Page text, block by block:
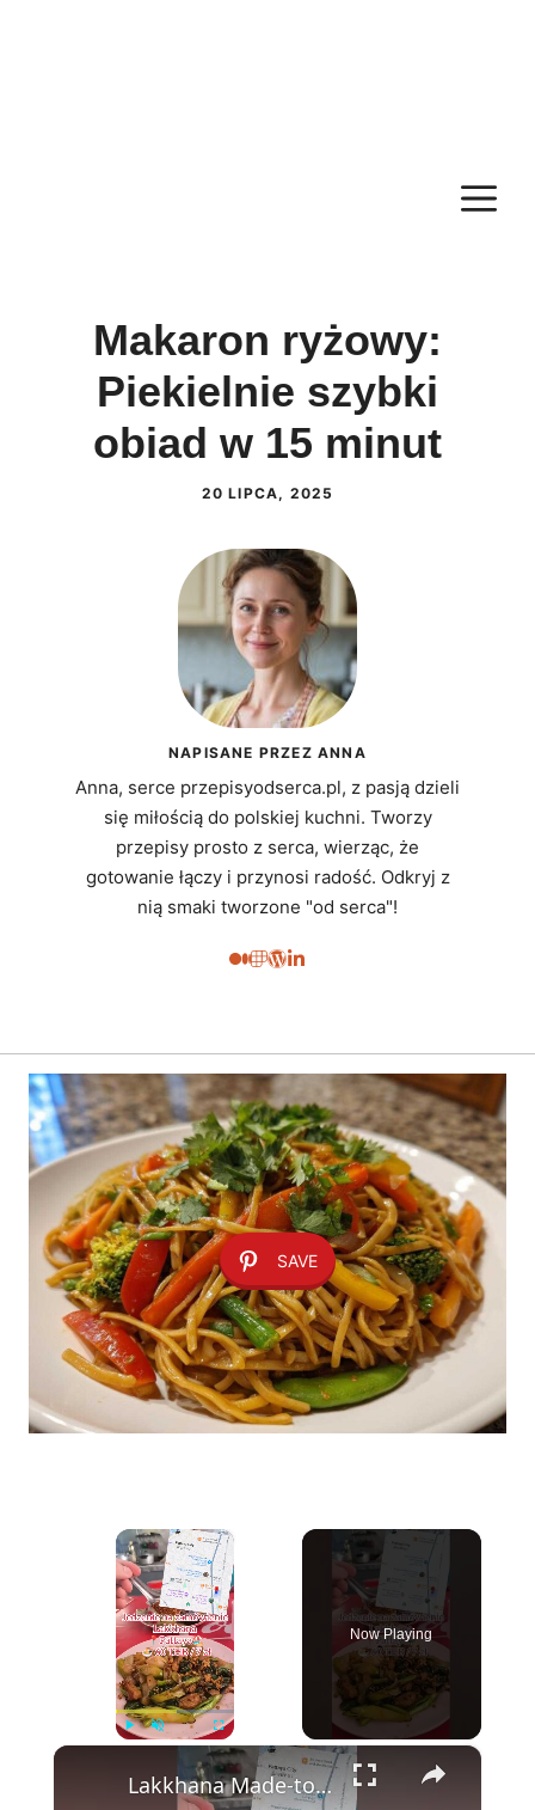
Makaron ryżowy:
Piekielnie szybki
obiad w 15 minut
20 LIPCA, 2025
NAPISANE PRZEZ ANNA
Anna, serce przepisyodserca.pl, z pasją dzieli
się miłością do polskiej kuchni. Tworzy
przepisy prosto z serca, wierząc, że
gotowanie łączy i przynosi radość. Odkryj z
nią smaki tworzone "od serca"!
SAVE
×
Fullscreen
Now Playing
×
Lakkhana Made-to-Order Food 🇹🇭🍜 Ukryta perełka w Pattayi – tylko 7 zł